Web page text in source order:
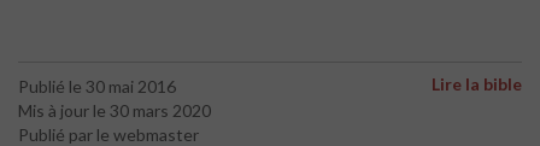
Publié le 30 mai 2016
Mis à jour le 30 mars 2020
Publié par le webmaster
Lire la bible